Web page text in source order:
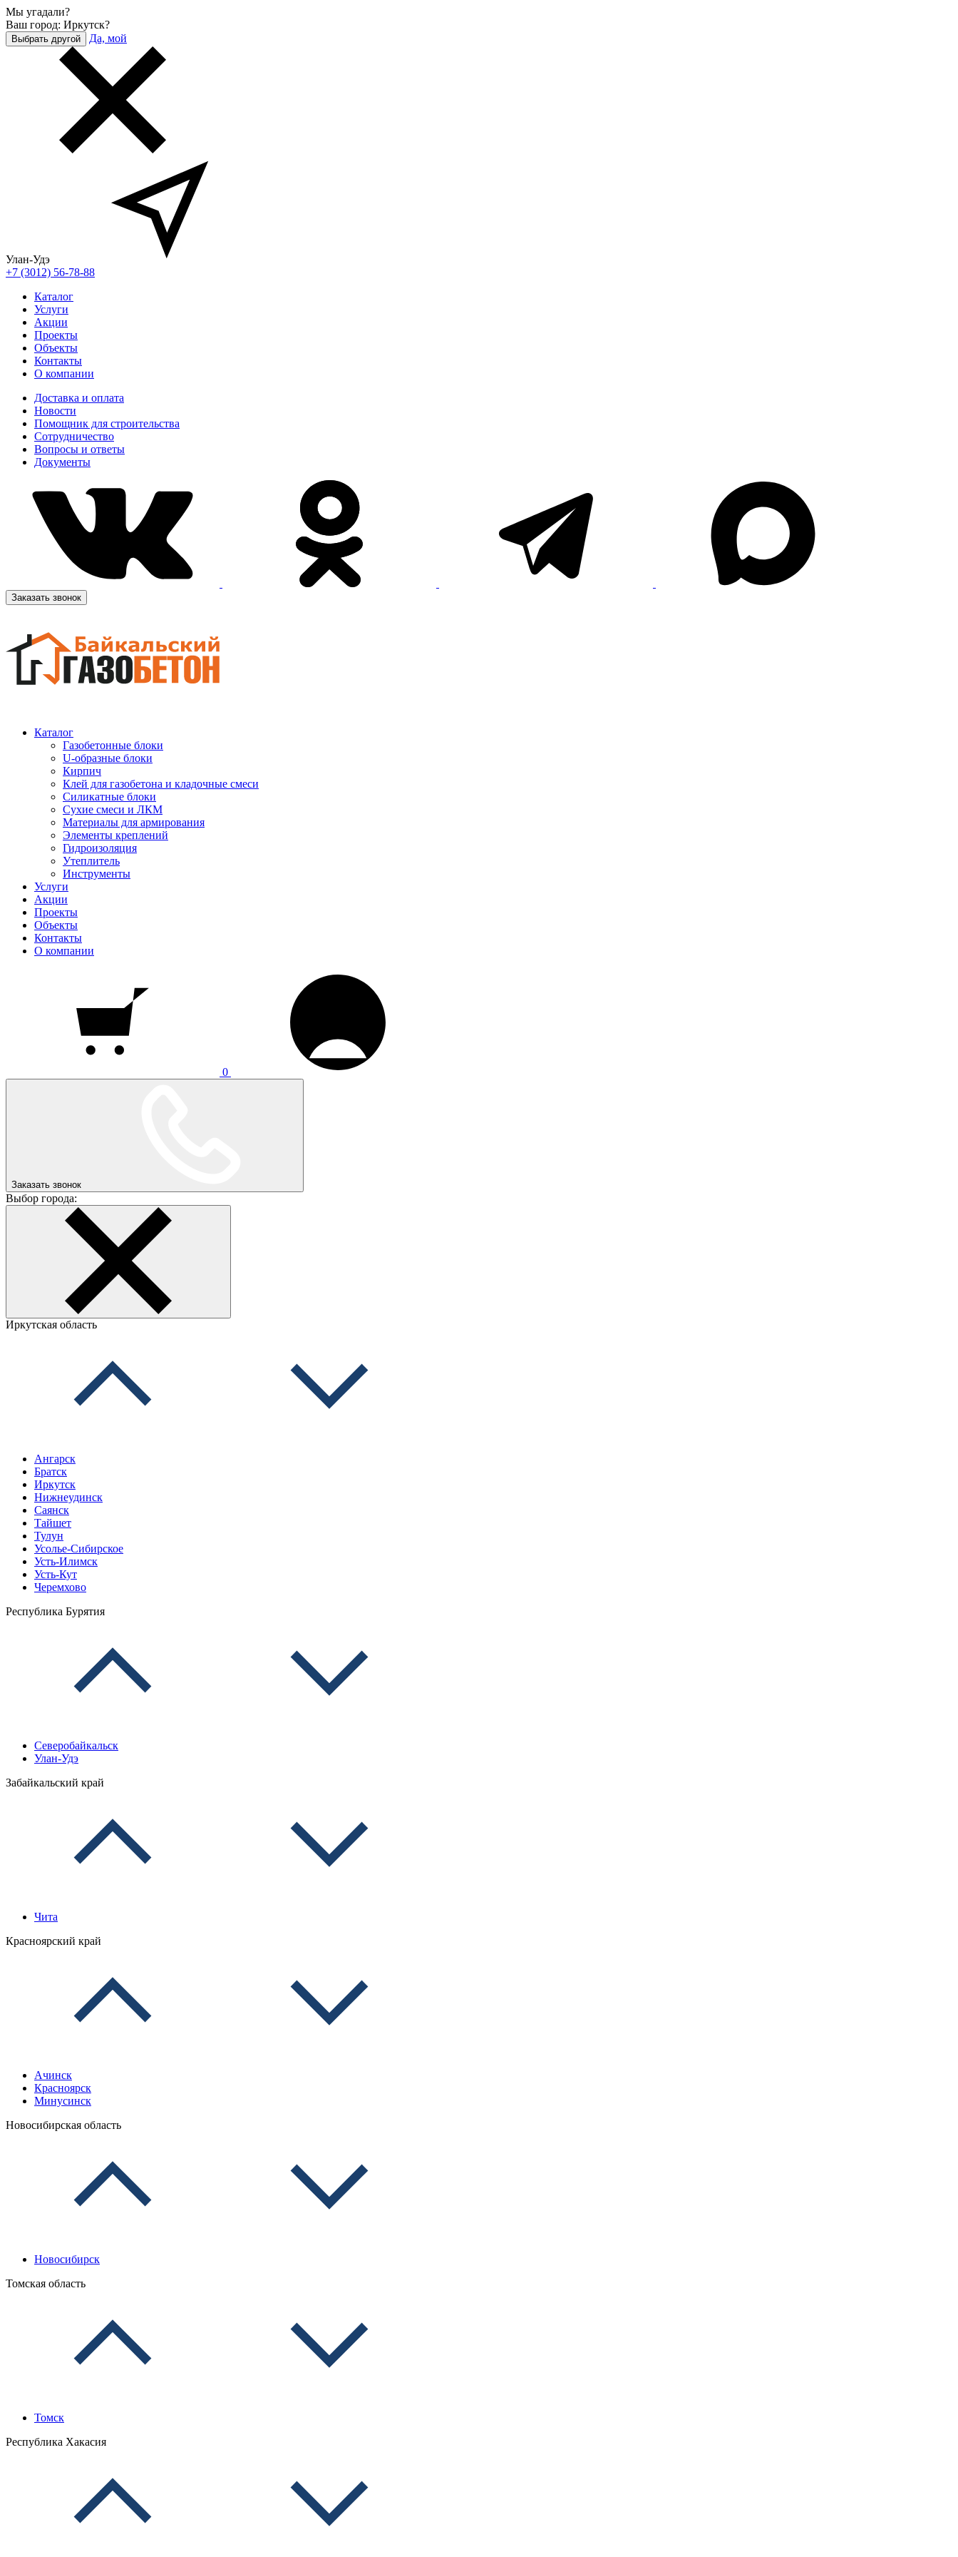
Мы угадали?
Ваш город: Иркутск?
Выбрать другой Да, мой
Улан-Удэ
+7 (3012) 56-78-88
Каталог
Услуги
Акции
Проекты
Объекты
Контакты
О компании
Доставка и оплата
Новости
Помощник для строительства
Сотрудничество
Вопросы и ответы
Документы
Заказать звонок
Каталог
Газобетонные блоки
U-образные блоки
Кирпич
Клей для газобетона и кладочные смеси
Силикатные блоки
Сухие смеси и ЛКМ
Материалы для армирования
Элементы креплений
Гидроизоляция
Утеплитель
Инструменты
Услуги
Акции
Проекты
Объекты
Контакты
О компании
0
Заказать звонок
Выбор города:
Иркутская область
Ангарск
Братск
Иркутск
Нижнеудинск
Саянск
Тайшет
Тулун
Усолье-Сибирское
Усть-Илимск
Усть-Кут
Черемхово
Республика Бурятия
Северобайкальск
Улан-Удэ
Забайкальский край
Чита
Красноярский край
Ачинск
Красноярск
Минусинск
Новосибирская область
Новосибирск
Томская область
Томск
Республика Хакасия